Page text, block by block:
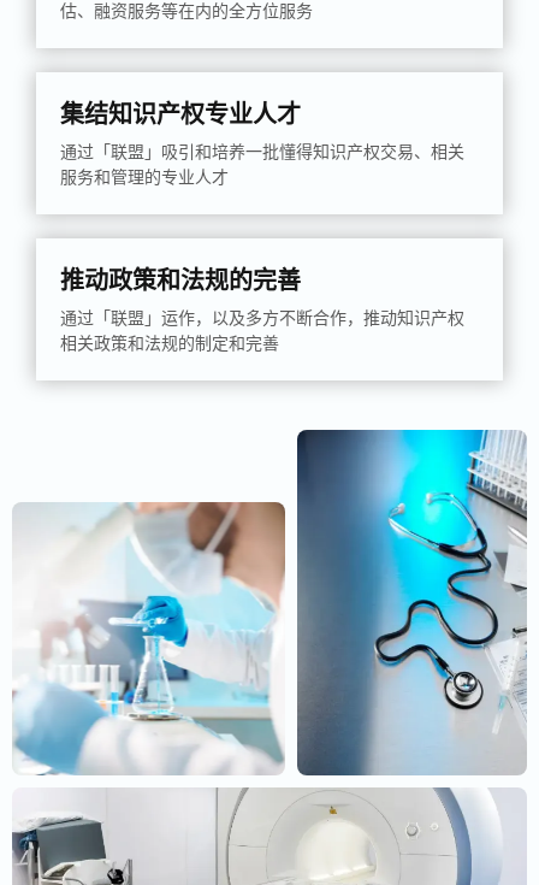
估、融资服务等在内的全方位服务
集结知识产权专业人才
通过「联盟」吸引和培养一批懂得知识产权交易、相关
服务和管理的专业人才
推动政策和法规的完善
通过「联盟」运作，以及多方不断合作，推动知识产权
相关政策和法规的制定和完善